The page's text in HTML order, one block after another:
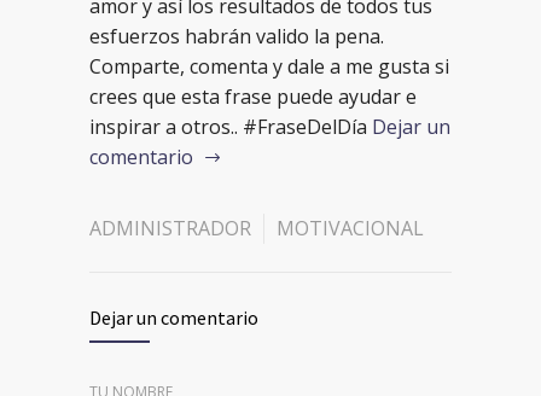
amor y así los resultados de todos tus
esfuerzos habrán valido la pena.
Comparte, comenta y dale a me gusta si
crees que esta frase puede ayudar e
inspirar a otros.. #FraseDelDía Dejar un
comentario
ADMINISTRADOR MOTIVACIONAL
Dejar un comentario
TU NOMBRE